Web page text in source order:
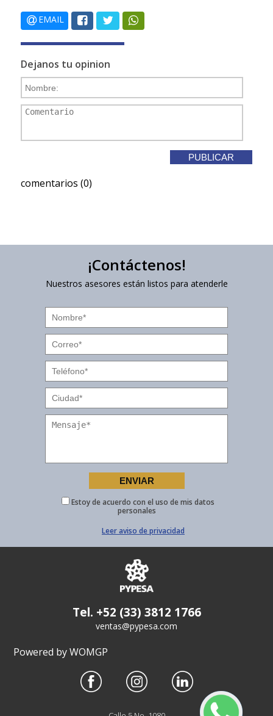
EMAIL
Dejanos tu opinion
comentarios (0)
¡Contáctenos!
Nuestros asesores están listos para atenderle
Estoy de acuerdo con el uso de mis datos
personales
Leer aviso de privacidad
Tel. +52 (33) 3812 1766
ventas@pypesa.com
Powered by WOMGP